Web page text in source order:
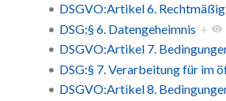
DSGVO:Artikel 6.
DSG:§ 6. Datengeheimnis +
DSGVO:Artikel 7.
DSG:§ 7. Verarbeitung für im
DSGVO:Artikel 8.